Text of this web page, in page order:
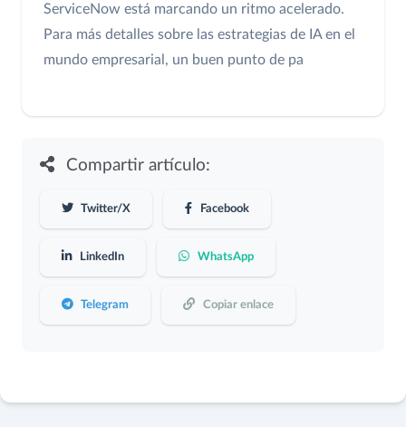
ServiceNow está marcando un ritmo acelerado.
Para más detalles sobre las estrategias de IA en el
mundo empresarial, un buen punto de pa
Compartir artículo:
Twitter/X Facebook
LinkedIn WhatsApp
Telegram Copiar enlace